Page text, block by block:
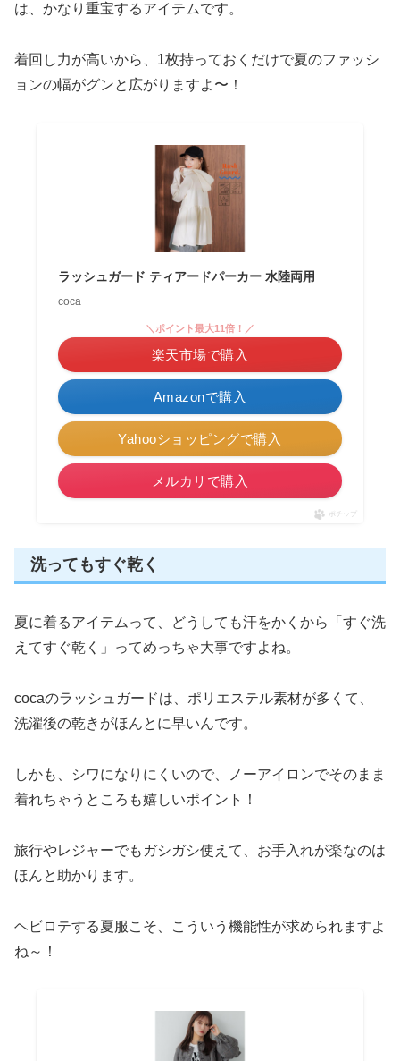
は、かなり重宝するアイテムです。
着回し力が高いから、1枚持っておくだけで夏のファッシ
ョンの幅がグンと広がりますよ〜！
ラッシュガード ティアードパーカー 水陸両用
coca
Amazonで購入
＼ポイント最大11倍！／
楽天市場で購入
Yahooショッピングで購入
メルカリで購入
ポチップ
洗ってもすぐ乾く
夏に着るアイテムって、どうしても汗をかくから「すぐ洗
えてすぐ乾く」ってめっちゃ大事ですよね。
cocaのラッシュガードは、ポリエステル素材が多くて、
洗濯後の乾きがほんとに早いんです。
しかも、シワになりにくいので、ノーアイロンでそのまま
着れちゃうところも嬉しいポイント！
旅行やレジャーでもガシガシ使えて、お手入れが楽なのは
ほんと助かります。
ヘビロテする夏服こそ、こういう機能性が求められますよ
ね～！